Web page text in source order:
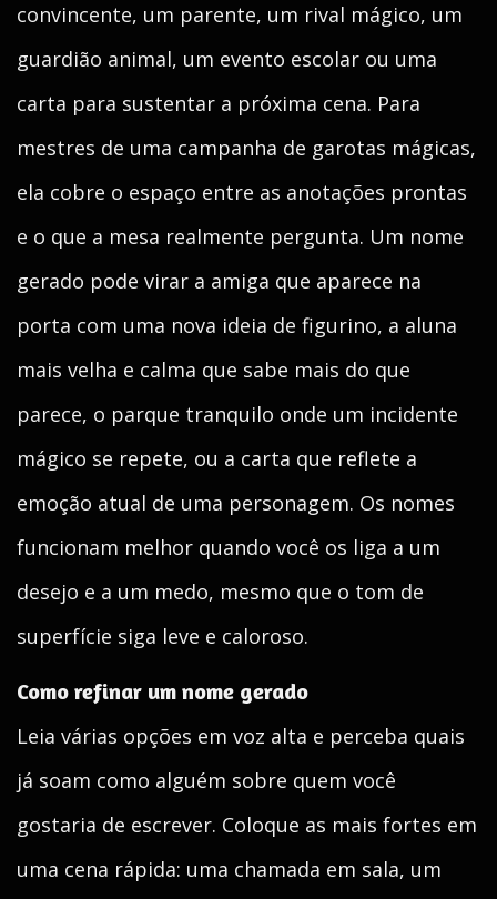
convincente, um parente, um rival mágico, um
guardião animal, um evento escolar ou uma
carta para sustentar a próxima cena. Para
mestres de uma campanha de garotas mágicas,
ela cobre o espaço entre as anotações prontas
e o que a mesa realmente pergunta. Um nome
gerado pode virar a amiga que aparece na
porta com uma nova ideia de figurino, a aluna
mais velha e calma que sabe mais do que
parece, o parque tranquilo onde um incidente
mágico se repete, ou a carta que reflete a
emoção atual de uma personagem. Os nomes
funcionam melhor quando você os liga a um
desejo e a um medo, mesmo que o tom de
superfície siga leve e caloroso.
Como refinar um nome gerado
Leia várias opções em voz alta e perceba quais
já soam como alguém sobre quem você
gostaria de escrever. Coloque as mais fortes em
uma cena rápida: uma chamada em sala, um